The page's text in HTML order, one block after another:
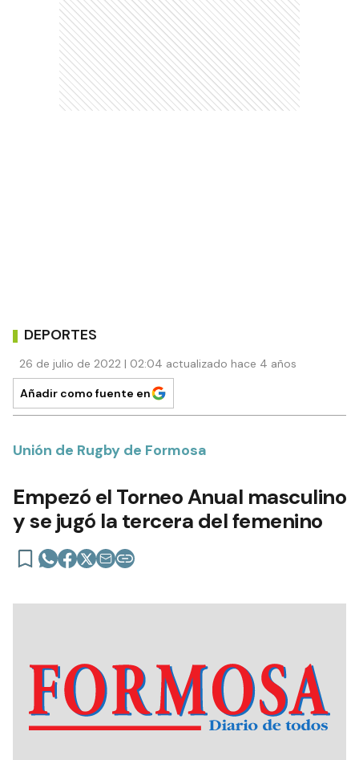
DEPORTES
26 de julio de 2022 | 02:04 actualizado hace 4 años
Añadir como fuente en
Unión de Rugby de Formosa
Empezó el Torneo Anual masculino
y se jugó la tercera del femenino